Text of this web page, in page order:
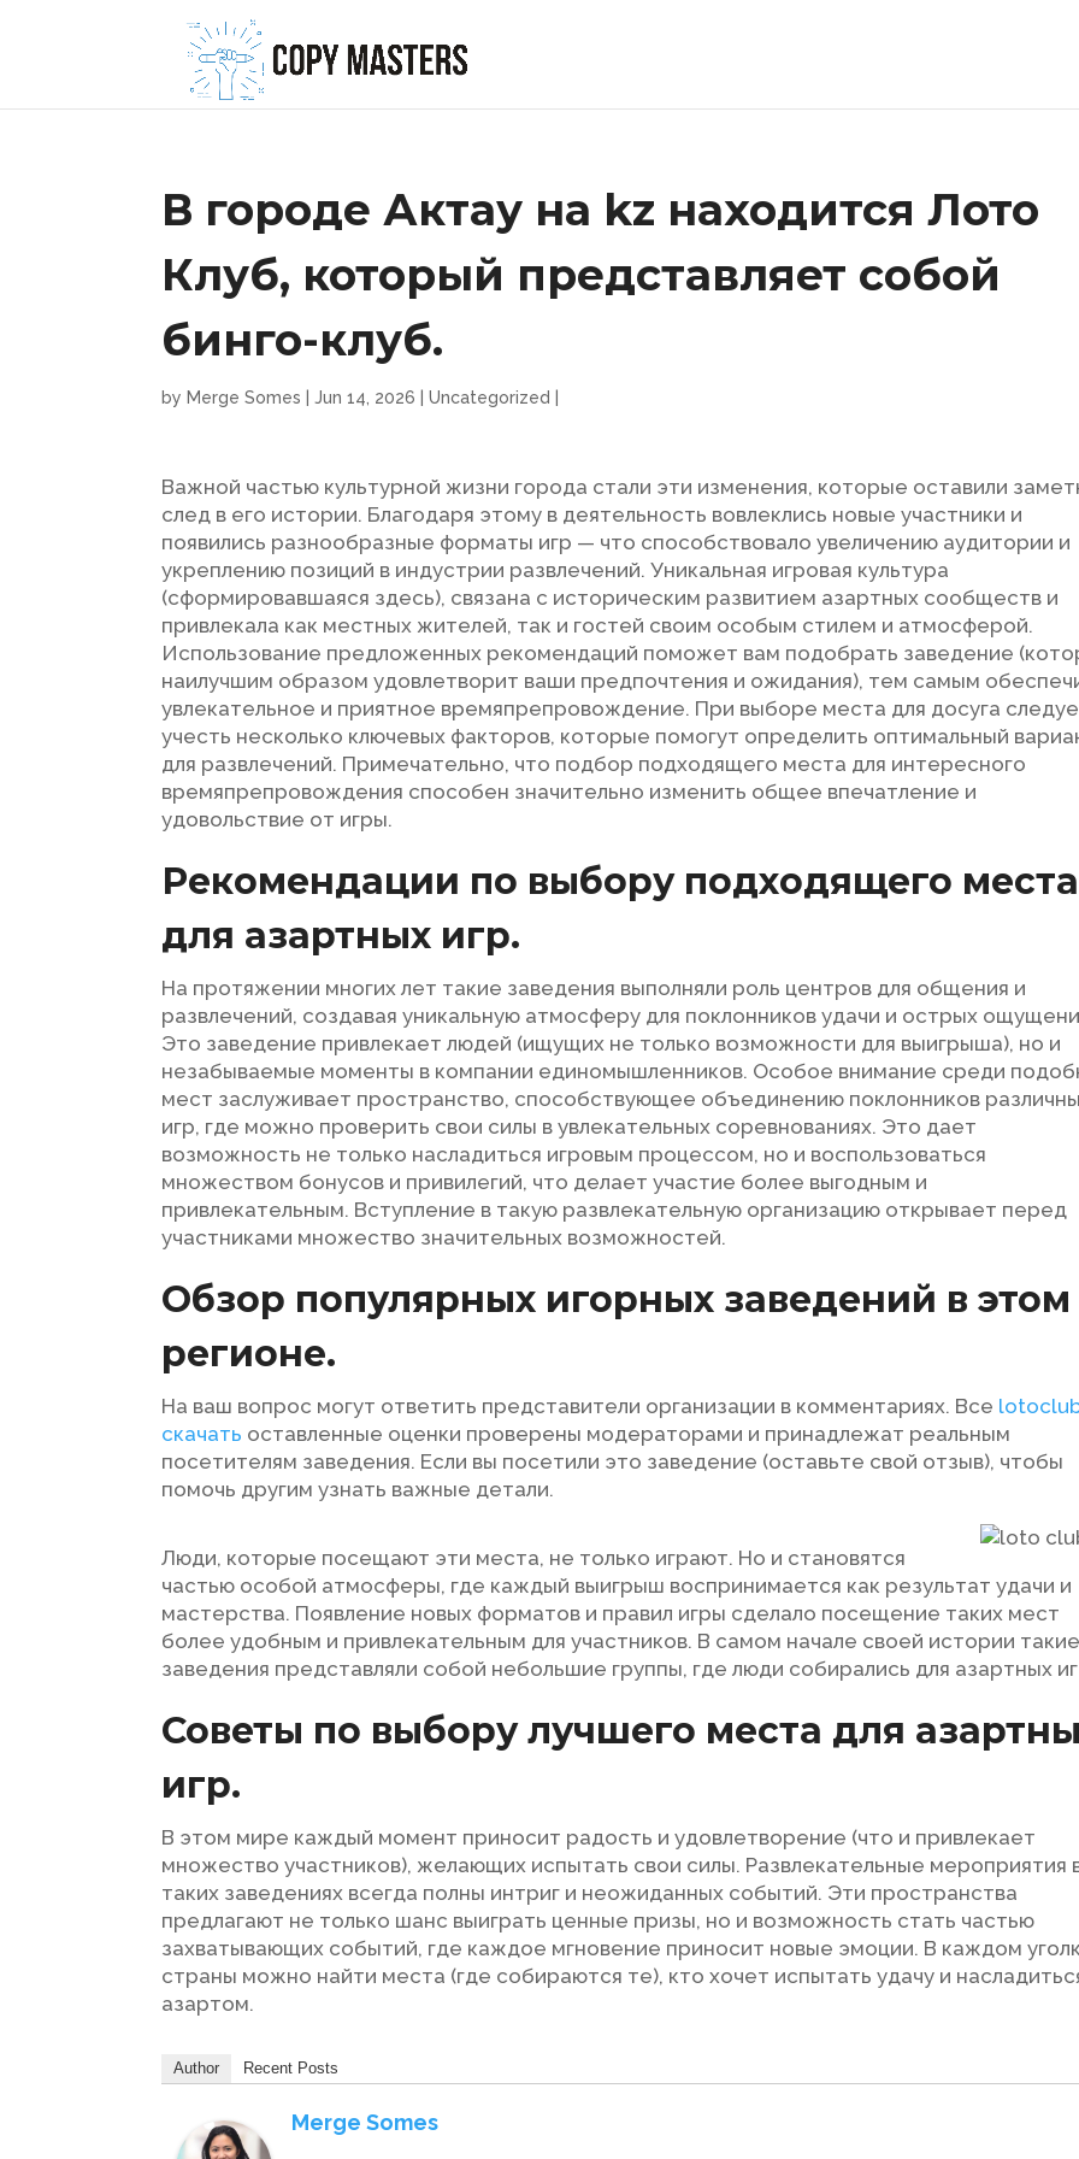
В городе Актау на kz находится Лото
Клуб, который представляет собой
бинго-клуб.
by Merge Somes |Jun 14, 2026 |Uncategorized
Важной частью культурной жизни города стали эти изменения, которые оставили
след в его истории. Благодаря этому в деятельность вовлеклись новые участники и
появились разнообразные форматы игр — что способствовало увеличению аудитории и
укреплению позиций в индустрии развлечений. Уникальная игровая культура
(сформировавшаяся здесь), связана с историческим развитием азартных сообществ и
привлекала как местных жителей, так и гостей своим особым стилем и атмосферой.
Использование предложенных рекомендаций поможет вам подобрать заведение
наилучшим образом удовлетворит ваши предпочтения и ожидания), тем самым
увлекательное и приятное времяпрепровождение. При выборе места для досуга
учесть несколько ключевых факторов, которые помогут определить оптимальный
для развлечений. Примечательно, что подбор подходящего места для интересного
времяпрепровождения способен значительно изменить общее впечатление и
удовольствие от игры.
Рекомендации по выбору подходящего места
для азартных игр.
На протяжении многих лет такие заведения выполняли роль центров для общения и
развлечений, создавая уникальную атмосферу для поклонников удачи и острых
Это заведение привлекает людей (ищущих не только возможности для выигрыша), но и
незабываемые моменты в компании единомышленников. Особое внимание среди
мест заслуживает пространство, способствующее объединению поклонников
игр, где можно проверить свои силы в увлекательных соревнованиях. Это дает
возможность не только насладиться игровым процессом, но и воспользоваться
множеством бонусов и привилегий, что делает участие более выгодным и
привлекательным. Вступление в такую развлекательную организацию открывает перед
участниками множество значительных возможностей.
Обзор популярных игорных заведений в этом
регионе.
На ваш вопрос могут ответить представители организации в комментариях. Все
скачать оставленные оценки проверены модераторами и принадлежат реальным
посетителям заведения. Если вы посетили это заведение (оставьте свой отзыв), чтобы
помочь другим узнать важные детали.
Люди, которые посещают эти места, не только играют. Но и становятся
частью особой атмосферы, где каждый выигрыш воспринимается как результат удачи и
мастерства. Появление новых форматов и правил игры сделало посещение таких мест
более удобным и привлекательным для участников. В самом начале своей истории
заведения представляли собой небольшие группы, где люди собирались для азартных
Советы по выбору лучшего места для
игр.
В этом мире каждый момент приносит радость и удовлетворение (что и привлекает
множество участников), желающих испытать свои силы. Развлекательные мероприятия
таких заведениях всегда полны интриг и неожиданных событий. Эти пространства
предлагают не только шанс выиграть ценные призы, но и возможность стать частью
захватывающих событий, где каждое мгновение приносит новые эмоции. В каждом
страны можно найти места (где собираются те), кто хочет испытать удачу и
азартом.
Author Recent Posts
Merge Somes